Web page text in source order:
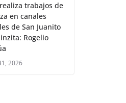
trabajos de
en canales
de San Juanito
Rogelio
2026